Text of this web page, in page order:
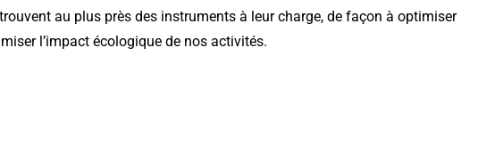
au plus près des instruments à leur charge, de façon à optimiser
l’impact écologique de nos activités.